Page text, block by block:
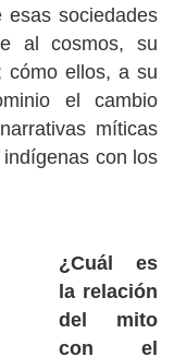
esas sociedades
al cosmos, su
cómo ellos, a su
el cambio
míticas
con los
¿Cuál es
la relación
del mito
con el